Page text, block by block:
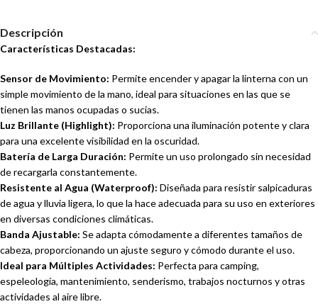
Descripción
Características Destacadas:
Sensor de Movimiento: Permite encender y apagar la linterna con un
simple movimiento de la mano, ideal para situaciones en las que se
tienen las manos ocupadas o sucias.
Luz Brillante (Highlight): Proporciona una iluminación potente y clara
para una excelente visibilidad en la oscuridad.
Batería de Larga Duración: Permite un uso prolongado sin necesidad
de recargarla constantemente.
Resistente al Agua (Waterproof): Diseñada para resistir salpicaduras
de agua y lluvia ligera, lo que la hace adecuada para su uso en exteriores
en diversas condiciones climáticas.
Banda Ajustable: Se adapta cómodamente a diferentes tamaños de
cabeza, proporcionando un ajuste seguro y cómodo durante el uso.
Ideal para Múltiples Actividades: Perfecta para camping,
espeleología, mantenimiento, senderismo, trabajos nocturnos y otras
actividades al aire libre.